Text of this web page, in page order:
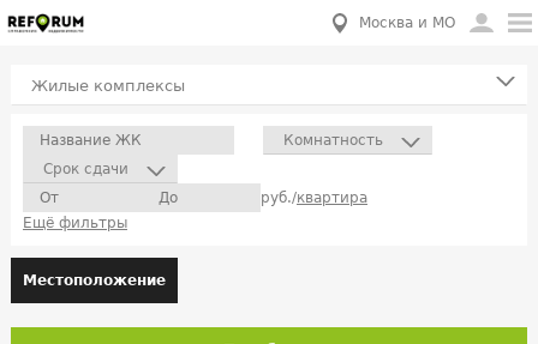
Москва и МО
Жилые комплексы
Комнатность
Срок сдачи
руб./квартира
Ещё фильтры
Местоположение